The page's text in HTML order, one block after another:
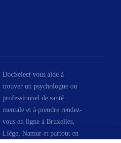
DocSelect vous aide à
trouver un psychologue ou
professionnel de santé
mentale et à prendre rendez-
vous en ligne à Bruxelles,
Liège, Namur et partout en